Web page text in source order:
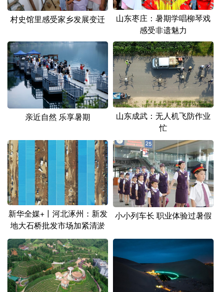
Русский язык 日本語 한국어
村史馆里感受家乡发展变迁
山东枣庄：暑期学唱柳琴戏
感受非遗魅力
亲近自然 乐享暑期
山东成武：无人机飞防作业
忙
新华全媒+丨河北涿州：新发
地大石桥批发市场加紧清淤
小小列车长 职业体验过暑假